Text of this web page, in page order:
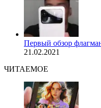
Первый обзор
21.02.2021
ЧИТАЕМОЕ